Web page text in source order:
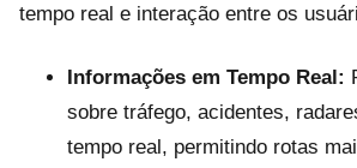
tempo real e interação entre os
Informações em Tempo Real:
sobre tráfego, acidentes,
tempo real, permitindo rotas